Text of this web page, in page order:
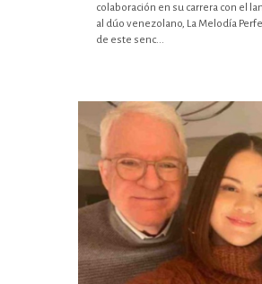
colaboración en su carrera con el
al dúo venezolano, La Melodía
de este senc...